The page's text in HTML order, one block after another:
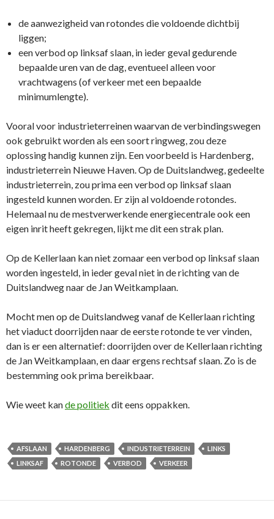
de aanwezigheid van rotondes die voldoende dichtbij
liggen;
een verbod op linksaf slaan, in ieder geval gedurende
bepaalde uren van de dag, eventueel alleen voor
vrachtwagens (of verkeer met een bepaalde
minimumlengte).
Vooral voor industrieterreinen waarvan de verbindingswegen
ook gebruikt worden als een soort ringweg, zou deze
oplossing handig kunnen zijn. Een voorbeeld is Hardenberg,
industrieterrein Nieuwe Haven. Op de Duitslandweg, gedeelte
industrieterrein, zou prima een verbod op linksaf slaan
ingesteld kunnen worden. Er zijn al voldoende rotondes.
Helemaal nu de mestverwerkende energiecentrale ook een
eigen inrit heeft gekregen, lijkt me dit een strak plan.
Op de Kellerlaan kan niet zomaar een verbod op linksaf slaan
worden ingesteld, in ieder geval niet in de richting van de
Duitslandweg naar de Jan Weitkamplaan.
Mocht men op de Duitslandweg vanaf de Kellerlaan richting
het viaduct doorrijden naar de eerste rotonde te ver vinden,
dan is er een alternatief: doorrijden over de Kellerlaan richting
de Jan Weitkamplaan, en daar ergens rechtsaf slaan. Zo is de
bestemming ook prima bereikbaar.
Wie weet kande politiek dit eens oppakken.
AFSLAAN HARDENBERG INDUSTRIETERREIN
LINKS
LINKSAF
ROTONDE VERBOD VERKEER